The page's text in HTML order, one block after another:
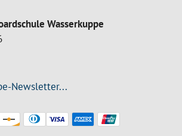
Wasserkuppe
Newsletter...